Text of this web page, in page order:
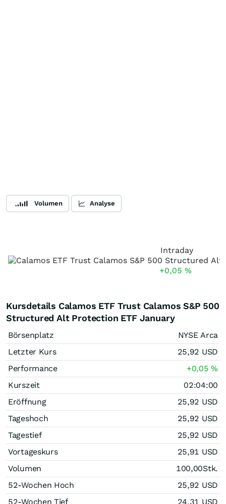
Volumen Analyse
Intraday
+0,05 %
Kursdetails Calamos ETF Trust Calamos S&P 500
Structured Alt Protection ETF January
Börsenplatz
NYSE Arca
Letzter Kurs
25,92 USD
Performance
+0,05%
Kurszeit
02:04:00
Eröffnung
25,92 USD
Tageshoch
25,92 USD
Tagestief
25,92 USD
Vortageskurs
25,91 USD
Volumen
100,00Stk.
52-Wochen Hoch
25,92 USD
52-Wochen Tief
24,31 USD